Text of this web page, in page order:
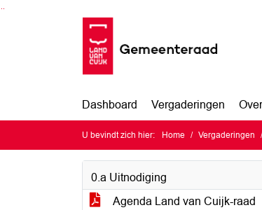
Ga naar de inhoud van deze pagina
Ga naar het zoeken
Ga naar het menu
Dashboard Vergaderingen
U bevindt zich hier: Home Vergaderingen
0.a Uitnodiging
Agenda Land van Cuijk-raad